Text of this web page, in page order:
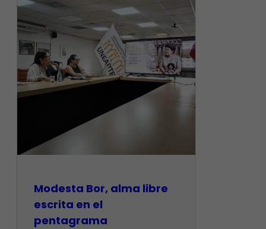
Modesta Bor, alma libre
escrita en el
pentagrama